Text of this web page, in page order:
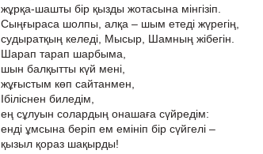
жұрқа-шашты бір қызды жотасына мінгізіп.
Сыңғыраса шолпы, алқа – шым етеді жүрегің,
судыратқың келеді, Мысыр, Шамның жібегін.
Шарап тарап шарбыма,
шын балқытты күй мені,
жұғыстым көп сайтанмен,
Ібіліснен биледім,
ең сұлуын солардың онашаға сүйредім:
енді ұмсына беріп ем емініп бір сүйгелі –
қызыл қораз шақырды!